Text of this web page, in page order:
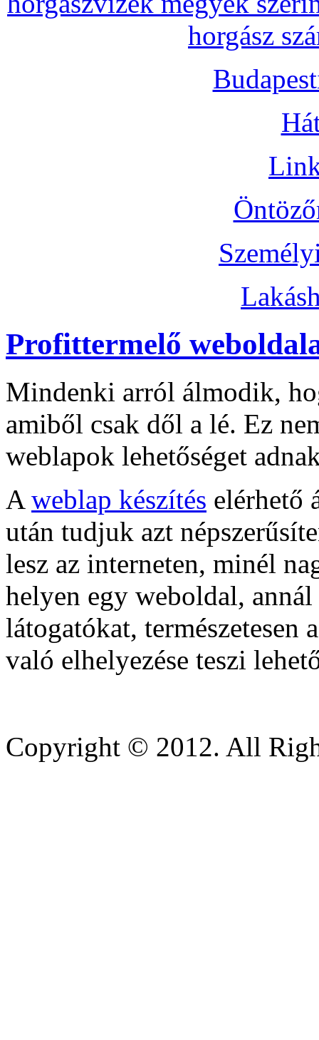
horgász
Profittermelő
Mindenki arról álmodik,
amiből csak dől a lé. Ez
weblapok lehetőséget
A weblap készítés elérhető
után tudjuk azt
lesz az interneten, minél
helyen egy weboldal,
látogatókat, természetesen
való elhelyezése teszi
Copyright © 2012. All